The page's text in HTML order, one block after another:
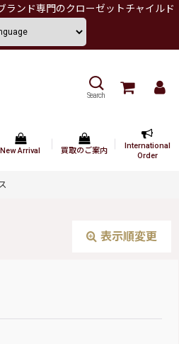
ランド専門のクローゼットチャイルド
Search
New Arrival 買取のご案内
International
Order
表示順変更